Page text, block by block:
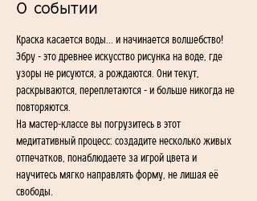
О событии
Краска касается воды... и начинается волшебство!
Эбру - это древнее искусство рисунка на воде, где
узоры не рисуются, а рождаются. Они текут,
раскрываются, переплетаются - и больше никогда не
повторяются.
На мастер-классе вы погрузитесь в этот
медитативный процесс: создадите несколько живых
отпечатков, понаблюдаете за игрой цвета и
научитесь мягко направлять форму, не лишая её
свободы.